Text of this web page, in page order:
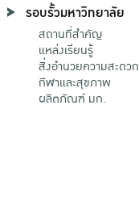
รอบรั้วมหาวิทยาลัย
สถานที่สำคัญ
แหล่งเรียนรู้
สิ่งอำนวยความสะดวก
กีฬาและสุขภาพ
ผลิตภัณฑ์ มก.